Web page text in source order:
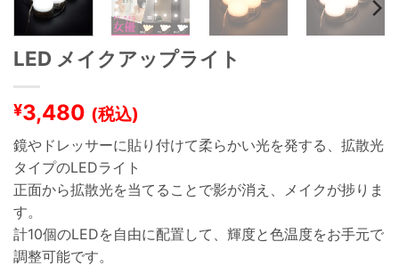
LED メイクアップライト
¥3,480 (税込)
鏡やドレッサーに貼り付けて柔らかい光を発する、拡散光
タイプのLEDライト
正面から拡散光を当てることで影が消え、メイクが捗りま
す。
計10個のLEDを自由に配置して、輝度と色温度をお手元で
調整可能です。